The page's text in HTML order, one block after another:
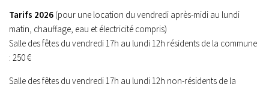
Tarifs 2026 (pour une location du vendredi après-midi au lundi
matin, chauffage, eau et électricité compris)
Salle des fêtes du vendredi 17h au lundi 12h résidents de la commune
: 250 €
Salle des fêtes du vendredi 17h au lundi 12h non-résidents de la